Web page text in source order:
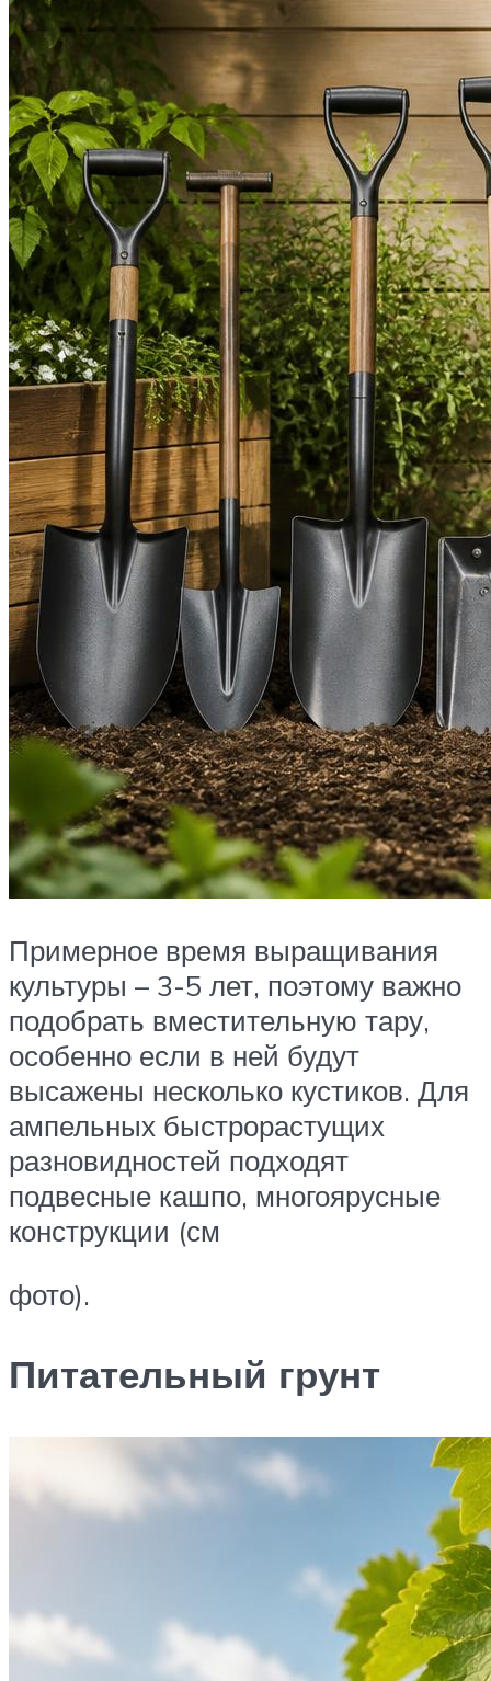
Примерное время выращивания
культуры – 3-5 лет, поэтому важно
подобрать вместительную тару,
особенно если в ней будут
высажены несколько кустиков. Для
ампельных быстрорастущих
разновидностей подходят
подвесные кашпо, многоярусные
конструкции (см
фото).
Питательный грунт